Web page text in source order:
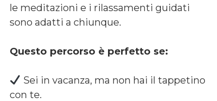
le meditazioni e i rilassamenti guidati
sono adatti a chiunque.
Questo percorso è perfetto se:
Sei in vacanza, ma non hai il tappetino
con te.